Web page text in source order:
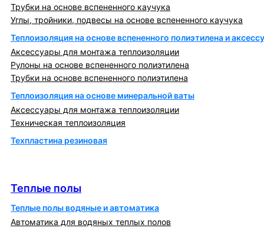
Трубки на основе вспененного каучука
Углы, тройники, подвесы на основе вспененного каучука
Теплоизоляция на основе вспененного полиэтилена и
Аксессуары для монтажа теплоизоляции
Рулоны на основе вспененного полиэтилена
Трубки на основе вспененного полиэтилена
Теплоизоляция на основе минеральной ваты
Аксессуары для монтажа теплоизоляции
Техническая теплоизоляция
Техпластина резиновая
Теплые полы
Теплые полы водяные и автоматика
Автоматика для водяных теплых полов